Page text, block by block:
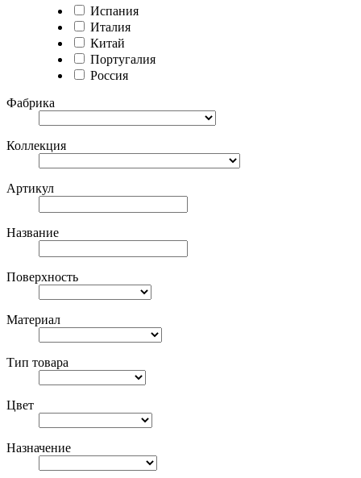
Испания
Италия
Китай
Португалия
Россия
Фабрика
Коллекция
Артикул
Название
Поверхность
Материал
Тип товара
Цвет
Назначение